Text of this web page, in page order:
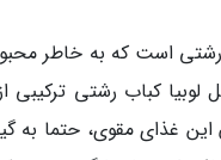
رشتی است که به خاطر
کباب رشتی ترکیبی
غذای مقوی، حتما به